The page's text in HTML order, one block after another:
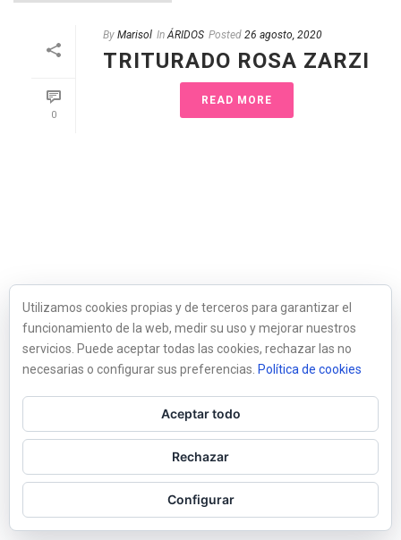
0
By Marisol In ÁRIDOS Posted 26 agosto, 2020
TRITURADO ROSA ZARZI
READ MORE
Utilizamos cookies propias y de terceros para garantizar el
funcionamiento de la web, medir su uso y mejorar nuestros
servicios. Puede aceptar todas las cookies, rechazar las no
necesarias o configurar sus preferencias. Política de cookies
Aceptar todo
Rechazar
Configurar